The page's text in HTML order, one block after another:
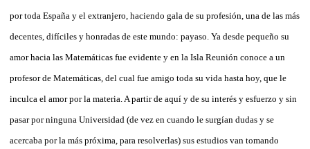
por toda España y el extranjero, haciendo gala de su profesión, una de las más
decentes, difíciles y honradas de este mundo: payaso. Ya desde pequeño su
amor hacia las Matemáticas fue evidente y en la Isla Reunión conoce a un
profesor de Matemáticas, del cual fue amigo toda su vida hasta hoy, que le
inculca el amor por la materia. A partir de aquí y de su interés y esfuerzo y sin
pasar por ninguna Universidad (de vez en cuando le surgían dudas y se
acercaba por la más próxima, para resolverlas) sus estudios van tomando